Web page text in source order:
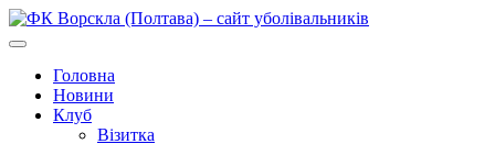
Головна
Новини
Клуб
Візитка